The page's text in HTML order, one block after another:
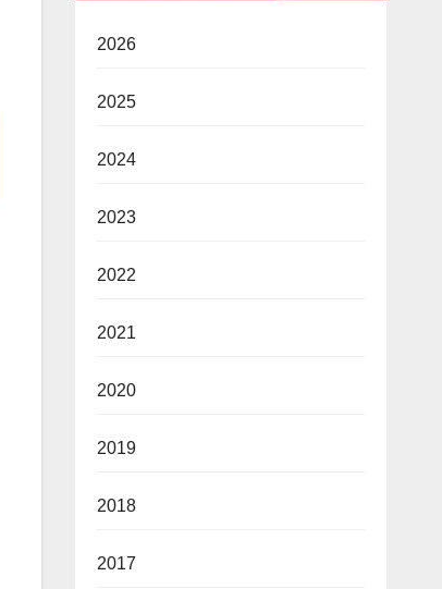
2026
2025
2024
2023
2022
2021
2020
2019
2018
2017